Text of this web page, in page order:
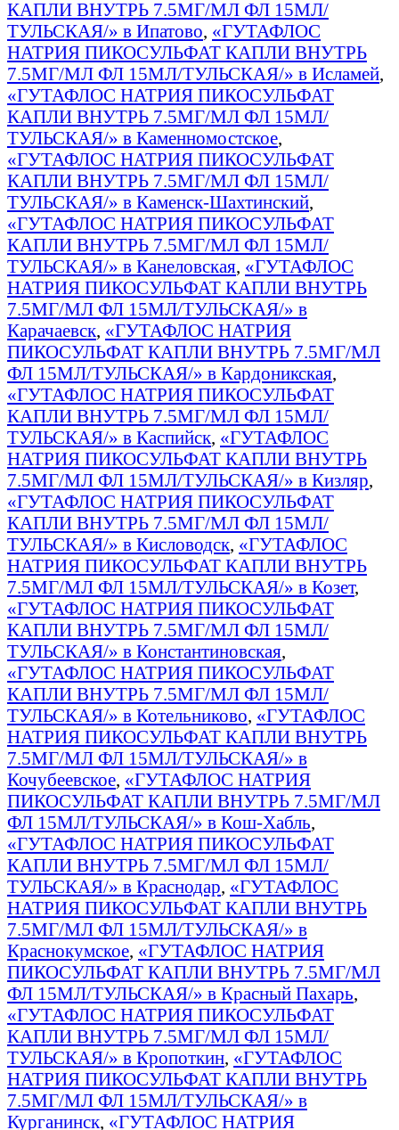
КАПЛИ ВНУТРЬ 7.5МГ/МЛ ФЛ 15МЛ/
ТУЛЬСКАЯ/» в Ипатово, «ГУТАФЛОС
НАТРИЯ ПИКОСУЛЬФАТ КАПЛИ ВНУТРЬ
7.5МГ/МЛ ФЛ 15МЛ/ТУЛЬСКАЯ/» в Исламей,
«ГУТАФЛОС НАТРИЯ ПИКОСУЛЬФАТ
КАПЛИ ВНУТРЬ 7.5МГ/МЛ ФЛ 15МЛ/
ТУЛЬСКАЯ/» в Каменномостское,
«ГУТАФЛОС НАТРИЯ ПИКОСУЛЬФАТ
КАПЛИ ВНУТРЬ 7.5МГ/МЛ ФЛ 15МЛ/
ТУЛЬСКАЯ/» в Каменск-Шахтинский,
«ГУТАФЛОС НАТРИЯ ПИКОСУЛЬФАТ
КАПЛИ ВНУТРЬ 7.5МГ/МЛ ФЛ 15МЛ/
ТУЛЬСКАЯ/» в Канеловская, «ГУТАФЛОС
НАТРИЯ ПИКОСУЛЬФАТ КАПЛИ ВНУТРЬ
7.5МГ/МЛ ФЛ 15МЛ/ТУЛЬСКАЯ/» в
Карачаевск, «ГУТАФЛОС НАТРИЯ
ПИКОСУЛЬФАТ КАПЛИ ВНУТРЬ 7.5МГ/МЛ
ФЛ 15МЛ/ТУЛЬСКАЯ/» в Кардоникская,
«ГУТАФЛОС НАТРИЯ ПИКОСУЛЬФАТ
КАПЛИ ВНУТРЬ 7.5МГ/МЛ ФЛ 15МЛ/
ТУЛЬСКАЯ/» в Каспийск, «ГУТАФЛОС
НАТРИЯ ПИКОСУЛЬФАТ КАПЛИ ВНУТРЬ
7.5МГ/МЛ ФЛ 15МЛ/ТУЛЬСКАЯ/» в Кизляр,
«ГУТАФЛОС НАТРИЯ ПИКОСУЛЬФАТ
КАПЛИ ВНУТРЬ 7.5МГ/МЛ ФЛ 15МЛ/
ТУЛЬСКАЯ/» в Кисловодск, «ГУТАФЛОС
НАТРИЯ ПИКОСУЛЬФАТ КАПЛИ ВНУТРЬ
7.5МГ/МЛ ФЛ 15МЛ/ТУЛЬСКАЯ/» в Козет,
«ГУТАФЛОС НАТРИЯ ПИКОСУЛЬФАТ
КАПЛИ ВНУТРЬ 7.5МГ/МЛ ФЛ 15МЛ/
ТУЛЬСКАЯ/» в Константиновская,
«ГУТАФЛОС НАТРИЯ ПИКОСУЛЬФАТ
КАПЛИ ВНУТРЬ 7.5МГ/МЛ ФЛ 15МЛ/
ТУЛЬСКАЯ/» в Котельниково, «ГУТАФЛОС
НАТРИЯ ПИКОСУЛЬФАТ КАПЛИ ВНУТРЬ
7.5МГ/МЛ ФЛ 15МЛ/ТУЛЬСКАЯ/» в
Кочубеевское, «ГУТАФЛОС НАТРИЯ
ПИКОСУЛЬФАТ КАПЛИ ВНУТРЬ 7.5МГ/МЛ
ФЛ 15МЛ/ТУЛЬСКАЯ/» в Кош-Хабль,
«ГУТАФЛОС НАТРИЯ ПИКОСУЛЬФАТ
КАПЛИ ВНУТРЬ 7.5МГ/МЛ ФЛ 15МЛ/
ТУЛЬСКАЯ/» в Краснодар, «ГУТАФЛОС
НАТРИЯ ПИКОСУЛЬФАТ КАПЛИ ВНУТРЬ
7.5МГ/МЛ ФЛ 15МЛ/ТУЛЬСКАЯ/» в
Краснокумское, «ГУТАФЛОС НАТРИЯ
ПИКОСУЛЬФАТ КАПЛИ ВНУТРЬ 7.5МГ/МЛ
ФЛ 15МЛ/ТУЛЬСКАЯ/» в Красный Пахарь,
«ГУТАФЛОС НАТРИЯ ПИКОСУЛЬФАТ
КАПЛИ ВНУТРЬ 7.5МГ/МЛ ФЛ 15МЛ/
ТУЛЬСКАЯ/» в Кропоткин, «ГУТАФЛОС
НАТРИЯ ПИКОСУЛЬФАТ КАПЛИ ВНУТРЬ
7.5МГ/МЛ ФЛ 15МЛ/ТУЛЬСКАЯ/» в
Курганинск, «ГУТАФЛОС НАТРИЯ